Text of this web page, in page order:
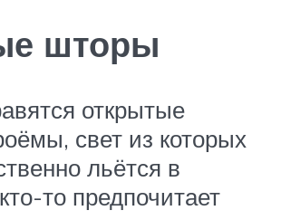
шторы
открытые
свет из которых
льётся в
то предпочитает